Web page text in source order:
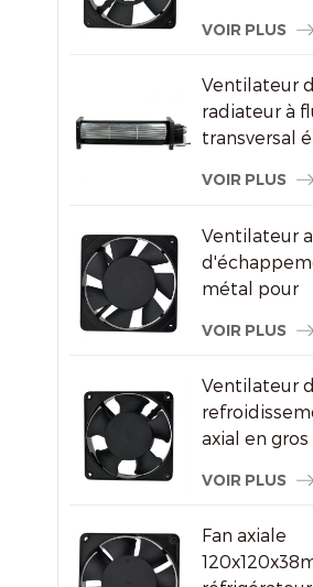
congélateur
VOIR PLUS
Ventilateur
radiateur à
transversal
publicitaires
VOIR PLUS
Ventilateur
métal pour
l'armoire à vin
VOIR PLUS
Ventilateur
axial en gros
courant
de machine à
souder
VOIR PLUS
Fan axiale